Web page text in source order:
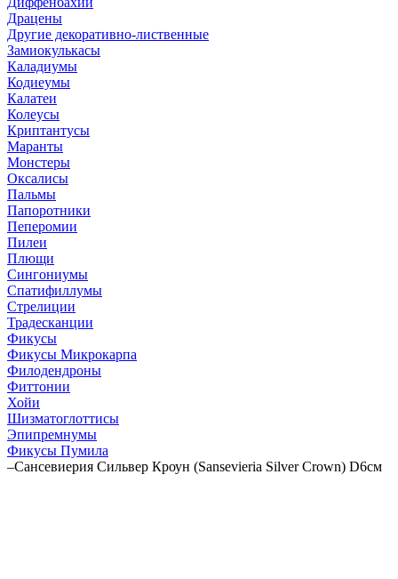
Драцены
Другие декоративно-лиственные
Замиокулькасы
Каладиумы
Кодиеумы
Калатеи
Колеусы
Криптантусы
Маранты
Монстеры
Оксалисы
Пальмы
Папоротники
Пеперомии
Пилеи
Плющи
Сингониумы
Спатифиллумы
Стрелиции
Традесканции
Фикусы
Фикусы Микрокарпа
Филодендроны
Фиттонии
Хойи
Шизматоглоттисы
Эпипремнумы
Фикусы Пумила
–Сансевиерия Сильвер Кроун (Sansevieria Silver Crown) D6см